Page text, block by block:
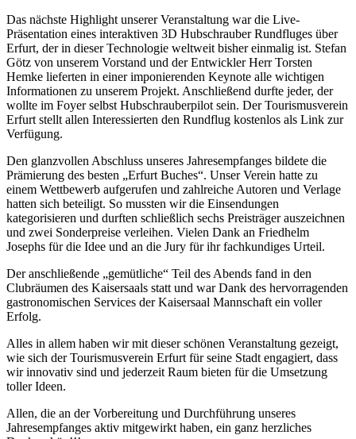
Das nächste Highlight unserer Veranstaltung war die Live-
Präsentation eines interaktiven 3D Hubschrauber Rundfluges über
Erfurt, der in dieser Technologie weltweit bisher einmalig ist. Stefan
Götz von unserem Vorstand und der Entwickler Herr Torsten
Hemke lieferten in einer imponierenden Keynote alle wichtigen
Informationen zu unserem Projekt. Anschließend durfte jeder, der
wollte im Foyer selbst Hubschrauberpilot sein. Der Tourismusverein
Erfurt stellt allen Interessierten den Rundflug kostenlos als Link zur
Verfügung.
Den glanzvollen Abschluss unseres Jahresempfanges bildete die
Prämierung des besten „Erfurt Buches“. Unser Verein hatte zu
einem Wettbewerb aufgerufen und zahlreiche Autoren und Verlage
hatten sich beteiligt. So mussten wir die Einsendungen
kategorisieren und durften schließlich sechs Preisträger auszeichnen
und zwei Sonderpreise verleihen. Vielen Dank an Friedhelm
Josephs für die Idee und an die Jury für ihr fachkundiges Urteil.
Der anschließende „gemütliche“ Teil des Abends fand in den
Clubräumen des Kaisersaals statt und war Dank des hervorragenden
gastronomischen Services der Kaisersaal Mannschaft ein voller
Erfolg.
Alles in allem haben wir mit dieser schönen Veranstaltung gezeigt,
wie sich der Tourismusverein Erfurt für seine Stadt engagiert, dass
wir innovativ sind und jederzeit Raum bieten für die Umsetzung
toller Ideen.
Allen, die an der Vorbereitung und Durchführung unseres
Jahresempfanges aktiv mitgewirkt haben, ein ganz herzliches